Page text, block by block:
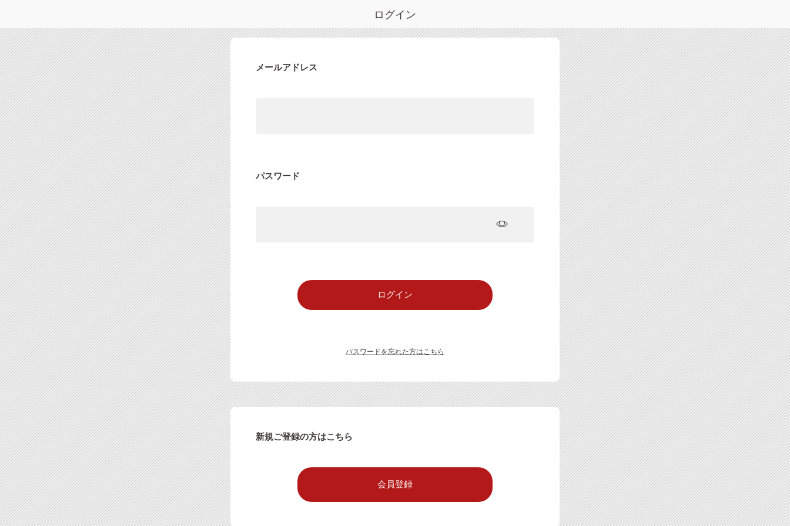
ログイン
メールアドレス
パスワード
パスワードを忘れた方はこちら
新規ご登録の方はこちら
会員登録